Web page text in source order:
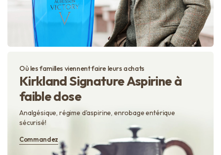
Où les familles viennent faire leurs achats
Kirkland Signature Aspirine à
faible dose
Analgésique, régime d'aspirine, enrobage entérique
sécurisé!
Commandez